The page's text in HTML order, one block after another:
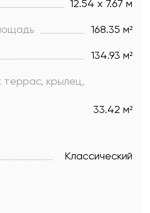
Фасады
12.54 х 7.67 м
168.35 м²
134.93 м²
крылец,
33.42 м²
Классический